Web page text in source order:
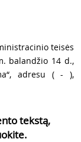
teisės
balandžio 14 d.,
adresu ( - ),
tekstą,